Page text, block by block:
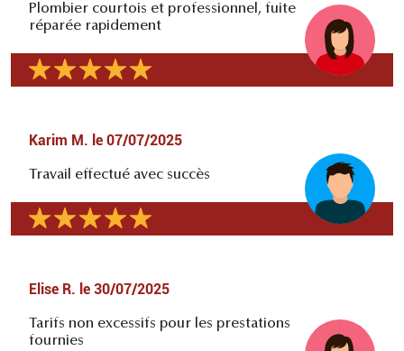
Plombier courtois et professionnel, fuite
réparée rapidement
Karim M. le 07/07/2025
Travail effectué avec succès
Elise R. le 30/07/2025
Tarifs non excessifs pour les prestations
fournies